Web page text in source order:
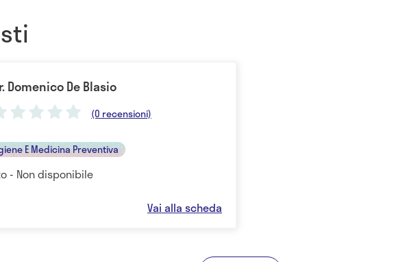
Domenico De Blasio
(0 recensioni)
E Medicina Preventiva
- Non disponibile
Vai alla scheda